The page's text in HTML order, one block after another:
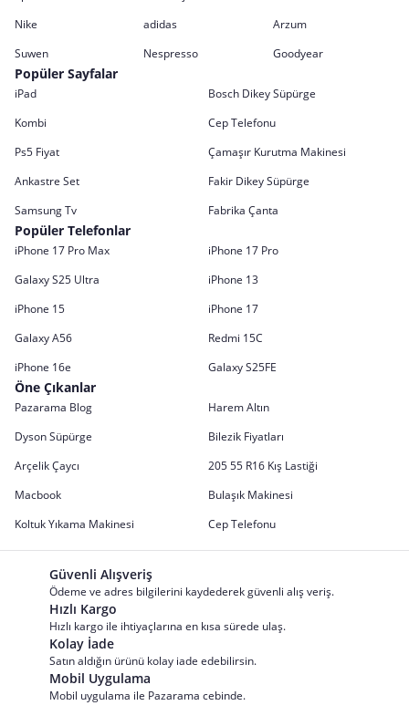
Nike
adidas
Arzum
Suwen
Nespresso Goodyear
Popüler Sayfalar
iPad
Bosch Dikey Süpürge
Kombi
Cep Telefonu
Ps5 Fiyat
Çamaşır Kurutma Makinesi
Ankastre Set
Fakir Dikey Süpürge
Samsung Tv
Fabrika Çanta
Popüler Telefonlar
iPhone 17 Pro Max
iPhone 17 Pro
Galaxy S25 Ultra
iPhone 13
iPhone 15
iPhone 17
Galaxy A56
Redmi 15C
iPhone 16e
Galaxy S25FE
Öne Çıkanlar
Pazarama Blog
Harem Altın
Dyson Süpürge
Bilezik Fiyatları
Arçelik Çaycı
205 55 R16 Kış Lastiği
Macbook
Bulaşık Makinesi
Koltuk Yıkama Makinesi
Cep Telefonu
Güvenli Alışveriş
Ödeme ve adres bilgilerini kaydederek güvenli alış veriş.
Hızlı Kargo
Hızlı kargo ile ihtiyaçlarına en kısa sürede ulaş.
Kolay İade
Satın aldığın ürünü kolay iade edebilirsin.
Mobil Uygulama
Mobil uygulama ile Pazarama cebinde.